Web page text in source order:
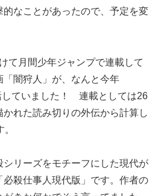
なことがあったので、予定を変
て月間少年ジャンプで連載して
闇狩人」が、なんと今年
していました！ 連載としては26
れた読み切りの外伝から計算し
リーズをモチーフにした現代が
殺仕事人現代版」です。作者の